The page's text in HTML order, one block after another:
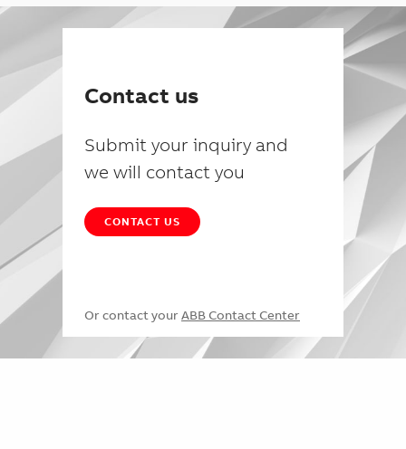
Contact us
Submit your inquiry and
we will contact you
CONTACT US
Or contact your ABB Contact Center